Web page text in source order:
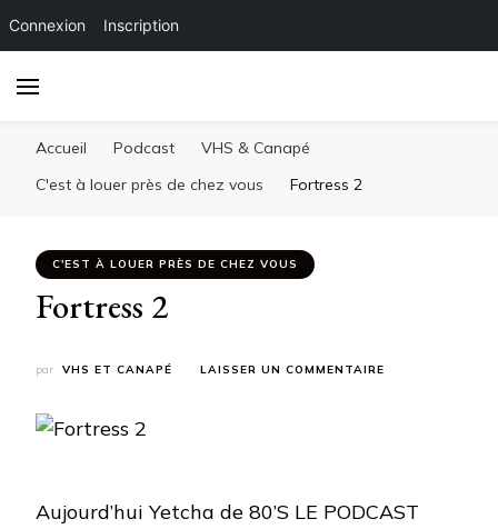
Connexion Inscription
Accueil Podcast
VHS & Canapé
C'est à louer près de chez vous
Fortress 2
C'EST À LOUER PRÈS DE CHEZ VOUS
Fortress 2
par VHS ET CANAPÉ LAISSER UN COMMENTAIRE
Aujourd’hui Yetcha de 80’S LE PODCAST